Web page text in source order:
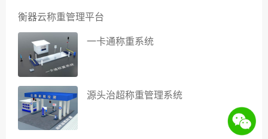
衡器云称重管理平台
一卡通称重系统
源头治超称重管理系统